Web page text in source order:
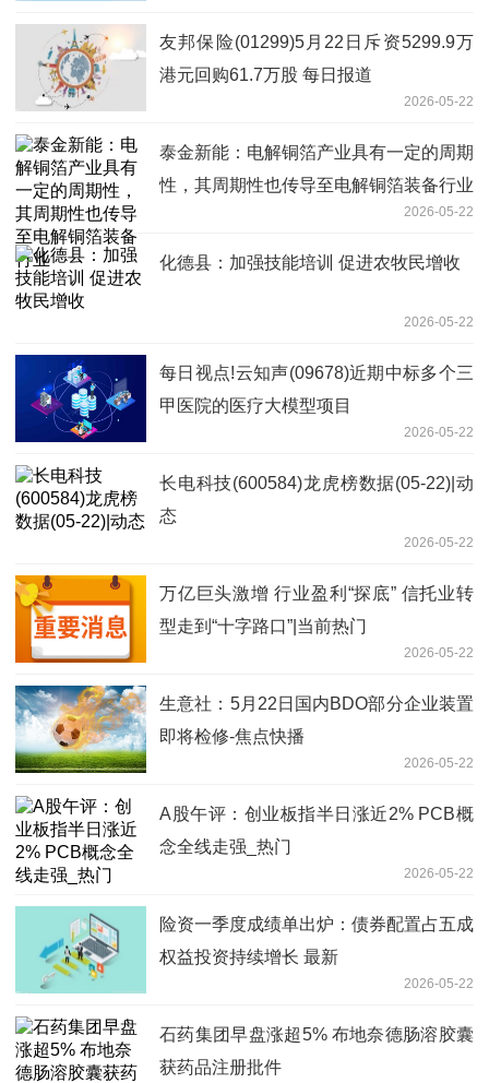
友邦保险(01299)5月22日斥资5299.9万
港元回购61.7万股 每日报道
2026-05-22
泰金新能：电解铜箔产业具有一定的周期
性，其周期性也传导至电解铜箔装备行业
2026-05-22
化德县：加强技能培训 促进农牧民增收
2026-05-22
每日视点!云知声(09678)近期中标多个三
甲医院的医疗大模型项目
2026-05-22
长电科技(600584)龙虎榜数据(05-22)|动
态
2026-05-22
万亿巨头激增 行业盈利“探底” 信托业转
型走到“十字路口”|当前热门
2026-05-22
生意社：5月22日国内BDO部分企业装置
即将检修-焦点快播
2026-05-22
A股午评：创业板指半日涨近2% PCB概
念全线走强_热门
2026-05-22
险资一季度成绩单出炉：债券配置占五成
权益投资持续增长 最新
2026-05-22
石药集团早盘涨超5% 布地奈德肠溶胶囊
获药品注册批件